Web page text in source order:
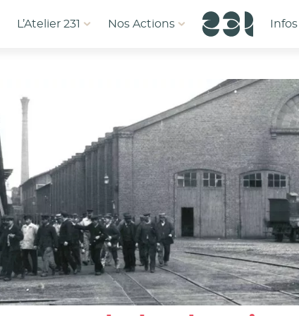
L’Atelier 231 Nos Actions Infos